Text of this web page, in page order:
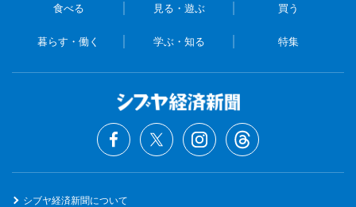
食べる 見る・遊ぶ 買う
暮らす・働く 学ぶ・知る 特集
シブヤ経済新聞について